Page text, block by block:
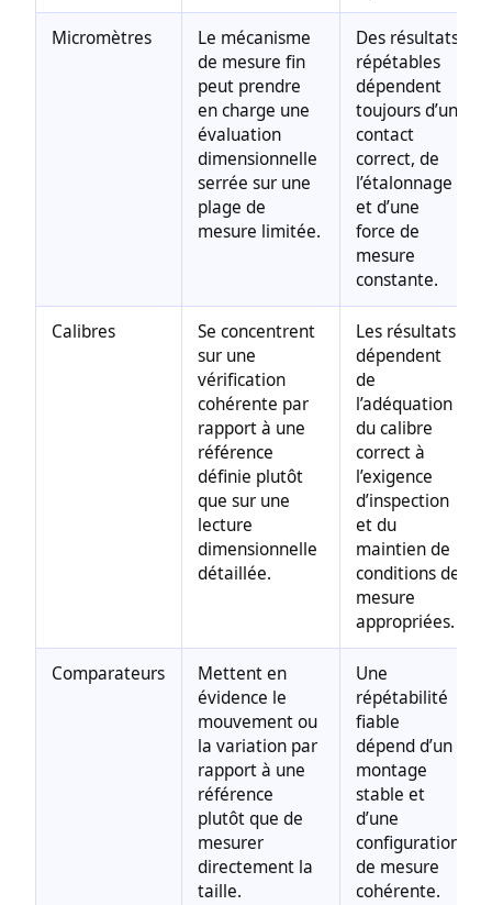
Micromètres
Le mécanisme
de mesure fin
peut prendre
en charge une
évaluation
dimensionnelle
serrée sur une
plage de
mesure limitée.
Des résultats
répétables
dépendent
toujours d’un
contact
correct, de
l’étalonnage
et d’une
force de
mesure
constante.
Calibres
Se concentrent
sur une
vérification
cohérente par
rapport à une
référence
définie plutôt
que sur une
lecture
dimensionnelle
détaillée.
Les résultats
dépendent
de
l’adéquation
du calibre
correct à
l’exigence
d’inspection
et du
maintien de
conditions de
mesure
appropriées.
Comparateurs
Mettent en
évidence le
mouvement ou
la variation par
rapport à une
référence
plutôt que de
mesurer
directement la
taille.
Une
répétabilité
fiable
dépend d’un
montage
stable et
d’une
configuration
de mesure
cohérente.